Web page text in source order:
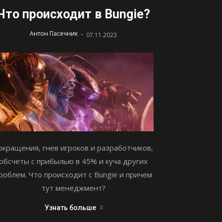
происходит в Bungie?
Антон Пасечник - 07.11.2023
гнев игроков и разработчиков,
с прибылью в 45% и куча других
Что происходит с Bungie и причем
тут менеджмент?
Узнать больше